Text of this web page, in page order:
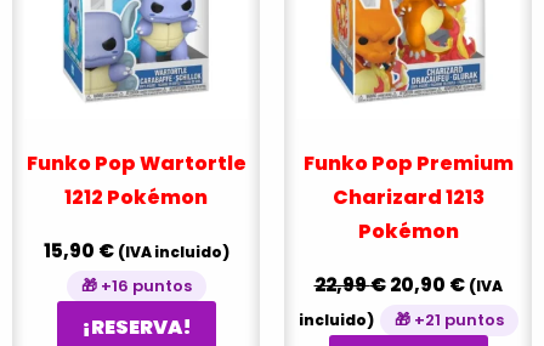
Funko Pop Wartortle
1212 Pokémon
15,90 € (IVA incluido)
🎁 +16 puntos
¡RESERVA!
Funko Pop Premium
Charizard 1213
Pokémon
22,99€ 20,90 € (IVA
incluido)
🎁 +21 puntos